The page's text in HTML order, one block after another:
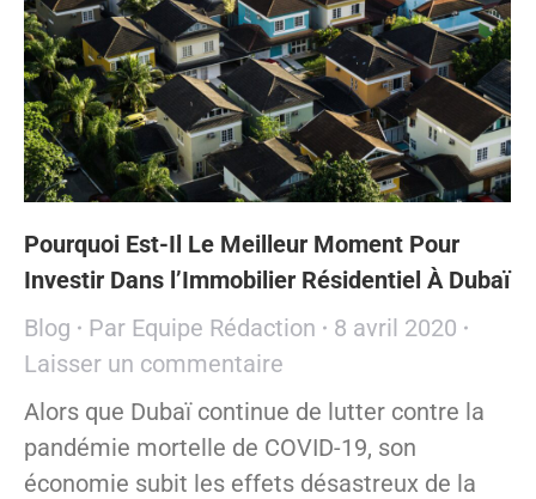
Pourquoi Est-Il Le Meilleur Moment Pour
Investir Dans l’Immobilier Résidentiel À Dubaï
Blog
Par Equipe Rédaction
8 avril 2020
Laisser un commentaire
Alors que Dubaï continue de lutter contre la
pandémie mortelle de COVID-19, son
économie subit les effets désastreux de la